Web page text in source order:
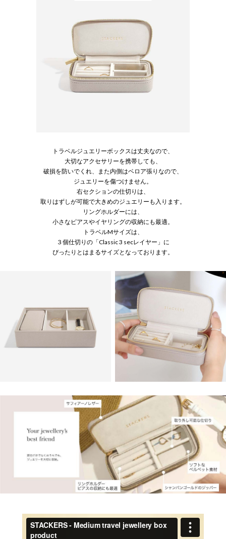
トラベルジュエリーボックスは丈夫なので、
大切なアクセサリーを携帯しても、
破損を防いでくれ、また内側はベロア張りなので、
ジュエリーを傷つけません。
右セクションの仕切りは、
取りはずしが可能で大きめのジュエリーも入ります。
リングホルダーには、
小さなピアスやイヤリングの収納にも最適。
トラベルMサイズは、
３個仕切りの「Classic 3 secレイヤー」に
ぴったりとはまるサイズとなっております。